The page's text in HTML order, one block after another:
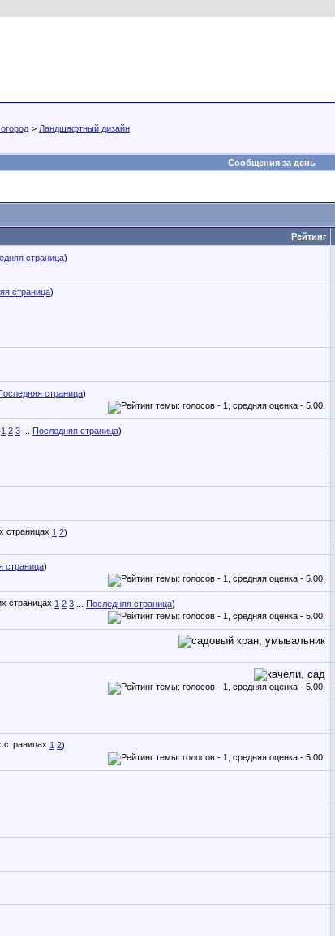
> Ландшафтный дизайн
Сообщения за день
Рейтинг
страница)
страница)
страница)
1 2 3 Последняя страница)
1 2)
страница)
1 2 3 Последняя страница)
1 2)